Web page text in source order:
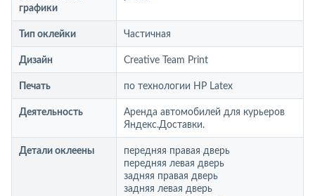
графики
Тип оклейки Частичная
Дизайн Creative Team Print
Печать по технологии HP Latex
Деятельность
Аренда автомобилей для курьеров
Яндекс.Доставки.
Детали оклеены
передняя правая дверь
передняя левая дверь
задняя правая дверь
задняя левая дверь